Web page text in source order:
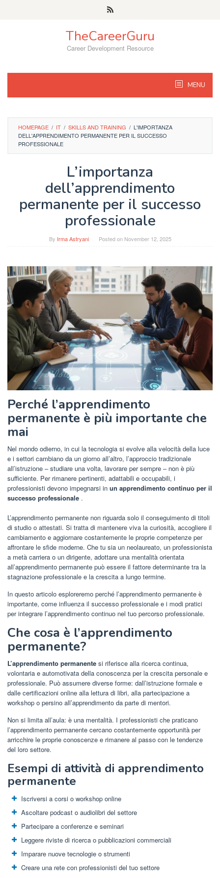
TheCareerGuru
Career Development Resource
MENU
HOMEPAGE / IT / SKILLS AND TRAINING / L'IMPORTANZA
DELL'APPRENDIMENTO PERMANENTE PER IL SUCCESSO
PROFESSIONALE
L’importanza
dell’apprendimento
permanente per il successo
professionale
By Irma Astryani Posted on November 12, 2025
Perché l’apprendimento
permanente è più importante che
mai
Nel mondo odierno, in cui la tecnologia si evolve alla velocità della luce
e i settori cambiano da un giorno all’altro, l’approccio tradizionale
all’istruzione – studiare una volta, lavorare per sempre – non è più
sufficiente. Per rimanere pertinenti, adattabili e occupabili, i
professionisti devono impegnarsi in un apprendimento continuo per il
successo professionale .
L’apprendimento permanente non riguarda solo il conseguimento di titoli
di studio o attestati. Si tratta di mantenere viva la curiosità, accogliere il
cambiamento e aggiornare costantemente le proprie competenze per
affrontare le sfide moderne. Che tu sia un neolaureato, un professionista
a metà carriera o un dirigente, adottare una mentalità orientata
all’apprendimento permanente può essere il fattore determinante tra la
stagnazione professionale e la crescita a lungo termine.
In questo articolo esploreremo perché l’apprendimento permanente è
importante, come influenza il successo professionale e i modi pratici
per integrare l’apprendimento continuo nel tuo percorso professionale.
Che cosa è l’apprendimento
permanente?
L’apprendimento permanente si riferisce alla ricerca continua,
volontaria e automotivata della conoscenza per la crescita personale e
professionale. Può assumere diverse forme: dall’istruzione formale e
dalle certificazioni online alla lettura di libri, alla partecipazione a
workshop o persino all’apprendimento da parte di mentori.
Non si limita all’aula: è una mentalità. I ​​professionisti che praticano
l’apprendimento permanente cercano costantemente opportunità per
arricchire le proprie conoscenze e rimanere al passo con le tendenze
del loro settore.
Esempi di attività di apprendimento
permanente
Iscriversi a corsi o workshop online
Ascoltare podcast o audiolibri del settore
Partecipare a conferenze e seminari
Leggere riviste di ricerca o pubblicazioni commerciali
Imparare nuove tecnologie o strumenti
Creare una rete con professionisti del tuo settore